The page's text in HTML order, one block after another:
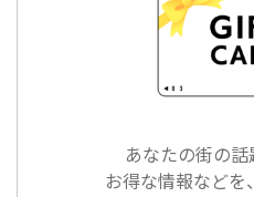
あなたの街の
お得な情報などを